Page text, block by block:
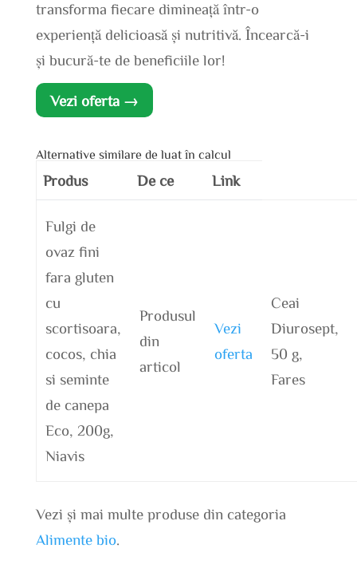
transforma fiecare dimineață într-o
experiență delicioasă și nutritivă. Încearcă-i
și bucură-te de beneficiile lor!
Vezi oferta →
Alternative similare de luat în calcul
Produs De ce Link
Fulgi de
ovaz fini
fara gluten
cu
scortisoara,
cocos, chia
si seminte
de canepa
Eco, 200g,
Niavis
Produsul
din
articol
Vezi
oferta
Ceai
Diurosept,
50 g,
Fares
Vezi și mai multe produse din categoria
Alimente bio.